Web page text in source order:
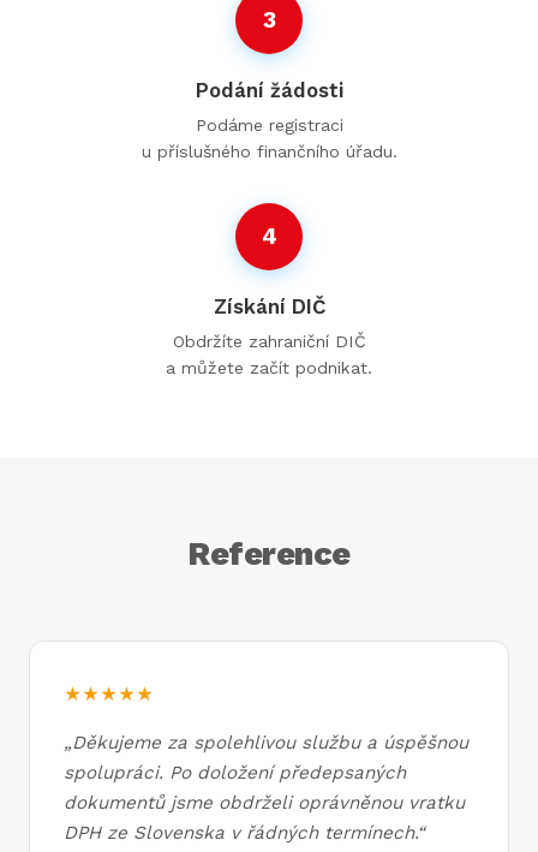
3
Podání žádosti
Podáme registraci
u příslušného finančního úřadu.
4
Získání DIČ
Obdržíte zahraniční DIČ
a můžete začít podnikat.
Reference
★★★★★
„Děkujeme za spolehlivou službu a úspěšnou
spolupráci. Po doložení předepsaných
dokumentů jsme obdrželi oprávněnou vratku
DPH ze Slovenska v řádných termínech.“